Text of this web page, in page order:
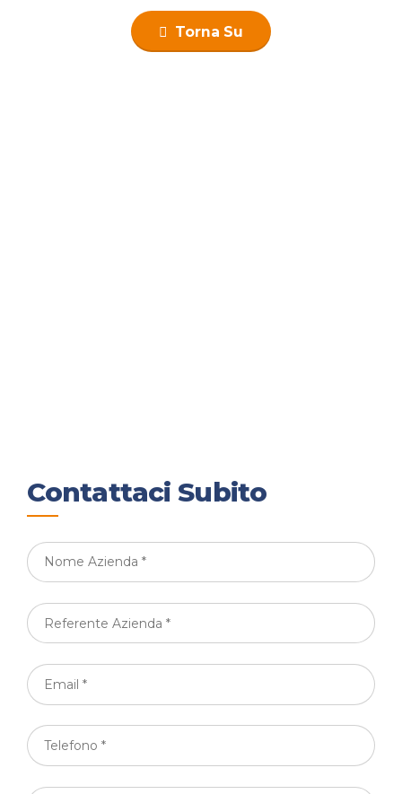
Torna Su
Contattaci Subito